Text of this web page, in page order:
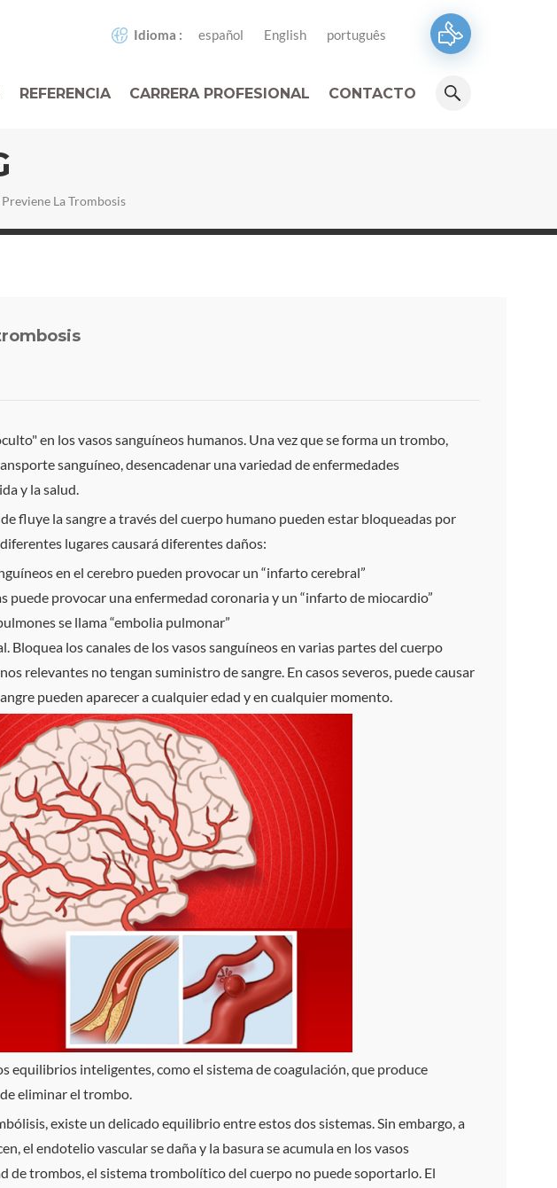
Idioma : español English português
REFERENCIA CARRERA PROFESIONAL CONTACTO
La Trombosis
en los vasos sanguíneos humanos. Una vez que se forma un trombo,
sanguíneo, desencadenar una variedad de enfermedades
y la salud.
fluye la sangre a través del cuerpo humano pueden estar bloqueadas por
lugares causará diferentes daños:
en el cerebro pueden provocar un “infarto cerebral”
puede provocar una enfermedad coronaria y un “infarto de miocardio”
se llama “embolia pulmonar”
Bloquea los canales de los vasos sanguíneos en varias partes del cuerpo
relevantes no tengan suministro de sangre. En casos severos, puede causar
pueden aparecer a cualquier edad y en cualquier momento.
equilibrios inteligentes, como el sistema de coagulación, que produce
eliminar el trombo.
existe un delicado equilibrio entre estos dos sistemas. Sin embargo, a
el endotelio vascular se daña y la basura se acumula en los vasos
de trombos, el sistema trombolítico del cuerpo no puede soportarlo. El